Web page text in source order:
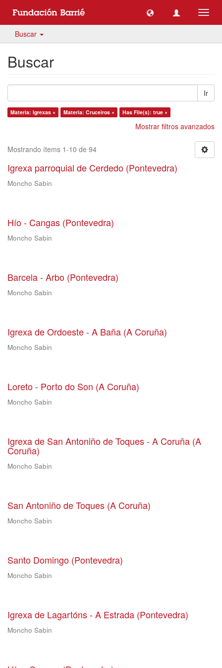
Buscar
Buscar
Ir
Materia: Igrexas × Materia: Cruceiros × Has File(s): true ×
Mostrar filtros avanzados
Mostrando ítems 1-10 de 94
Igrexa parroquial de Cerdedo (Pontevedra)
Moncho Sabin
Hío - Cangas (Pontevedra)
Moncho Sabin
Barcela - Arbo (Pontevedra)
Moncho Sabin
Igrexa de Ordoeste - A Baña (A Coruña)
Moncho Sabin
Loreto - Porto do Son (A Coruña)
Moncho Sabin
Igrexa de San Antoniño de Toques - A Coruña (A
Coruña)
Moncho Sabin
San Antoniño de Toques (A Coruña)
Moncho Sabin
Santo Domingo (Pontevedra)
Moncho Sabin
Igrexa de Lagartóns - A Estrada (Pontevedra)
Moncho Sabin